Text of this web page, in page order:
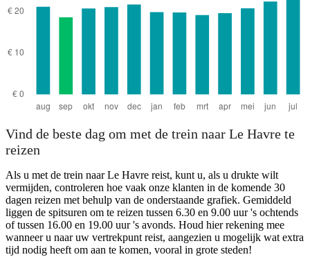
Vind de beste dag om met de trein naar Le Havre te
reizen
Als u met de trein naar Le Havre reist, kunt u, als u drukte wilt
vermijden, controleren hoe vaak onze klanten in de komende 30
dagen reizen met behulp van de onderstaande grafiek. Gemiddeld
liggen de spitsuren om te reizen tussen 6.30 en 9.00 uur 's ochtends
of tussen 16.00 en 19.00 uur 's avonds. Houd hier rekening mee
wanneer u naar uw vertrekpunt reist, aangezien u mogelijk wat extra
tijd nodig heeft om aan te komen, vooral in grote steden!